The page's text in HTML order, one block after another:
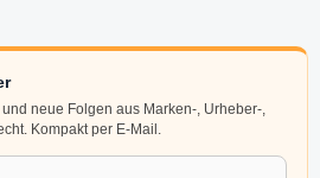
neue Folgen aus Marken-, Urheber-,
Kompakt per E-Mail.